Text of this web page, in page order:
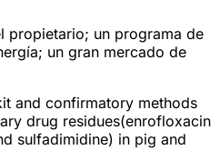
propietario; un programa de
un gran mercado de
and confirmatory methods
drug residues(enrofloxacin
sulfadimidine) in pig and